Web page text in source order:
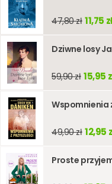
47,80 zł 11,75
Dziwne losy
59,90 zł 15,95
Wspomnienia
49,90 zł 12,95
Proste